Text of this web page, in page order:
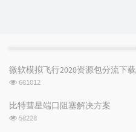
门
文
机
文
微软模拟飞行2020资源包分流下载
浏
次
数:
681012
比特彗星端口阻塞解决方案
浏
58228